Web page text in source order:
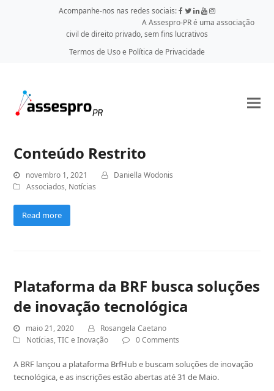
Acompanhe-nos nas redes sociais:
A Assespro-PR é uma associação
civil de direito privado, sem fins lucrativos
Termos de Uso e Política de Privacidade
Conteúdo Restrito
novembro 1, 2021
Daniella Wodonis
Associados, Notícias
Read more
Plataforma da BRF busca soluções
de inovação tecnológica
maio 21, 2020
Rosangela Caetano
Notícias,TIC e Inovação 0 Comments
A BRF lançou a plataforma BrfHub e buscam soluções de inovação
tecnológica, e as inscrições estão abertas até 31 de Maio.